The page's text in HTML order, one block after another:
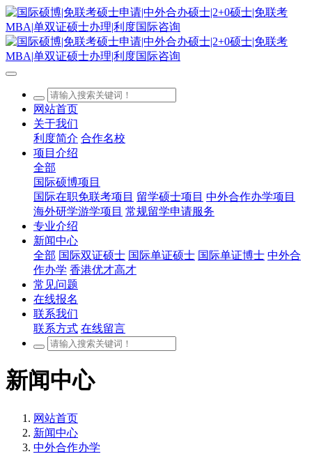
网站首页
关于我们
利度简介 合作名校
项目介绍
全部
国际硕博项目
国际在职免联考项目 留学硕士项目 中外合作办学项目
海外研学游学项目 常规留学申请服务
专业介绍
新闻中心
全部 国际双证硕士 国际单证硕士 国际单证博士 中外合
作办学 香港优才高才
常见问题
在线报名
联系我们
联系方式 在线留言
新闻中心
网站首页
新闻中心
中外合作办学